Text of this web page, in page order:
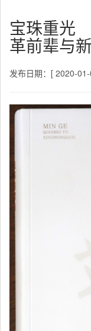
宝珠重光
革前辈与
发布日期：[ 2020-